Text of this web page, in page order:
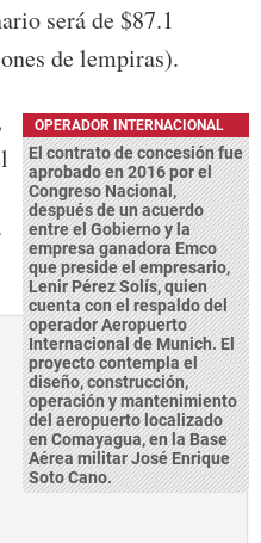
será de $87.1
de lempiras).
OPERADOR INTERNACIONAL
El contrato de concesión fue
aprobado en 2016 por el
Congreso Nacional,
después de un acuerdo
entre el Gobierno y la
empresa ganadora Emco
que preside el empresario,
Lenir Pérez Solís, quien
cuenta con el respaldo del
operador Aeropuerto
Internacional de Munich. El
proyecto contempla el
diseño, construcción,
operación y mantenimiento
del aeropuerto localizado
en Comayagua, en la Base
Aérea militar José Enrique
Soto Cano.